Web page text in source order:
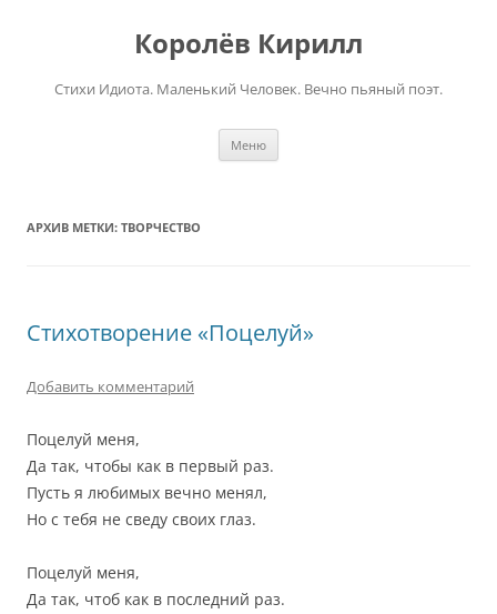
Королёв Кирилл
Стихи Идиота. Маленький Человек. Вечно пьяный поэт.
Меню
АРХИВ МЕТКИ: ТВОРЧЕСТВО
Стихотворение «Поцелуй»
Добавить комментарий
Поцелуй меня,
Да так, чтобы как в первый раз.
Пусть я любимых вечно менял,
Но с тебя не сведу своих глаз.
Поцелуй меня,
Да так, чтоб как в последний раз.